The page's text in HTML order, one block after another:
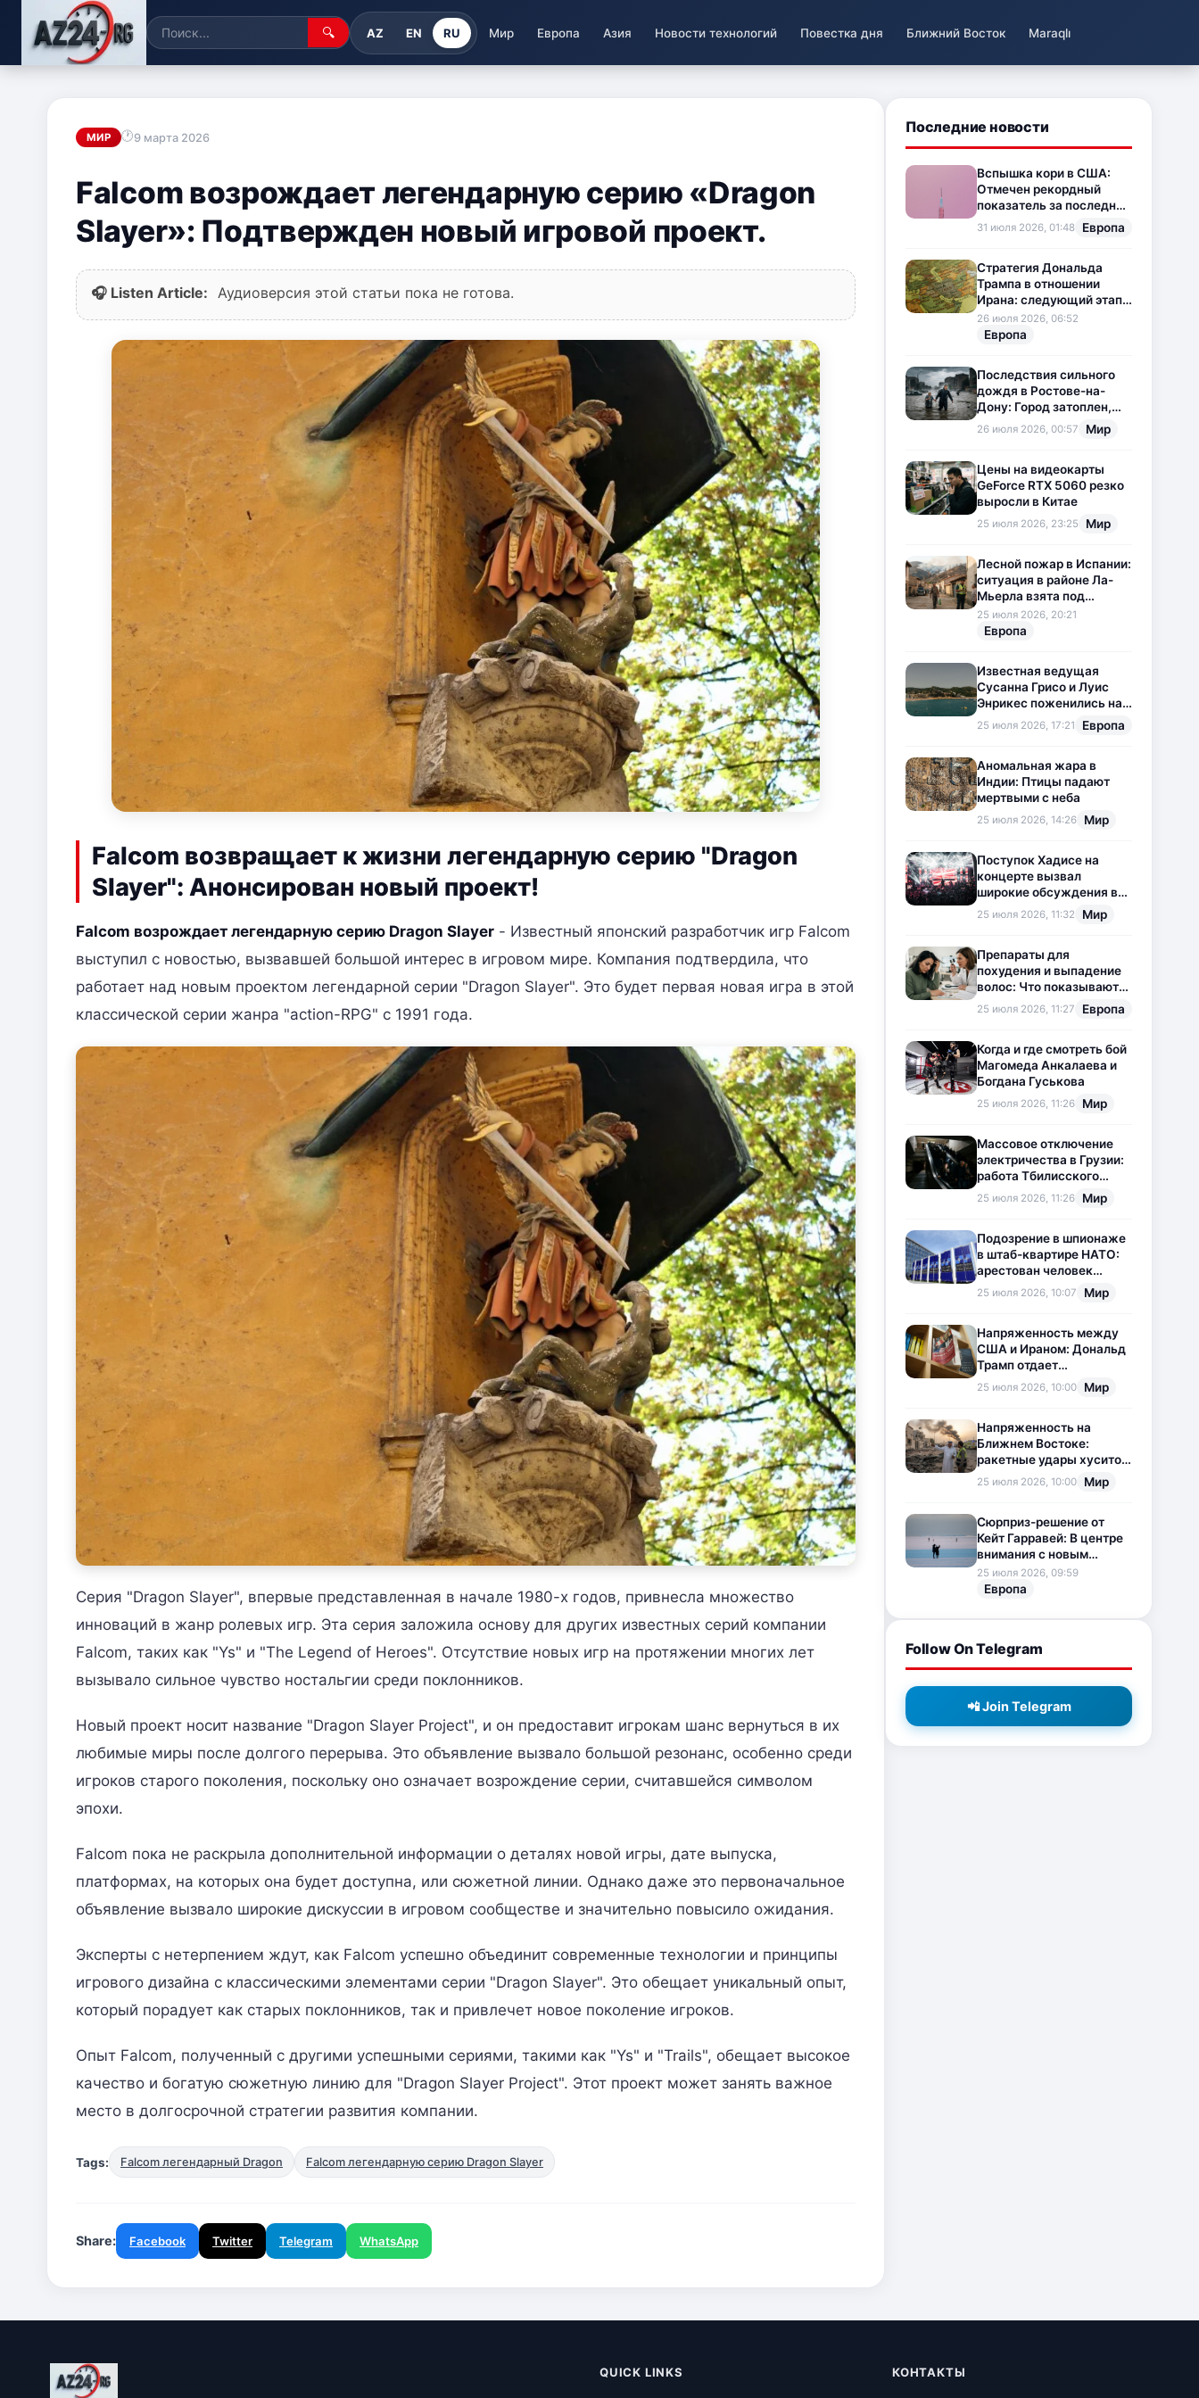
🔍 AZ EN RU Мир Европа Азия Новости технологий Повестка дня Ближний Восток Maraqlı
МИР 9 марта 2026
Falcom возрождает легендарную серию «Dragon
Slayer»: Подтвержден новый игровой проект.
🎧 Listen Article: Аудиоверсия этой статьи пока не готова.
Falcom возвращает к жизни легендарную серию "Dragon
Slayer": Анонсирован новый проект!
Falcom возрождает легендарную серию Dragon Slayer - Известный японский разработчик игр Falcom
выступил с новостью, вызвавшей большой интерес в игровом мире. Компания подтвердила, что
работает над новым проектом легендарной серии "Dragon Slayer". Это будет первая новая игра в этой
классической серии жанра "action-RPG" с 1991 года.
Серия "Dragon Slayer", впервые представленная в начале 1980-х годов, привнесла множество
инноваций в жанр ролевых игр. Эта серия заложила основу для других известных серий компании
Falcom, таких как "Ys" и "The Legend of Heroes". Отсутствие новых игр на протяжении многих лет
вызывало сильное чувство ностальгии среди поклонников.
Новый проект носит название "Dragon Slayer Project", и он предоставит игрокам шанс вернуться в их
любимые миры после долгого перерыва. Это объявление вызвало большой резонанс, особенно среди
игроков старого поколения, поскольку оно означает возрождение серии, считавшейся символом
эпохи.
Falcom пока не раскрыла дополнительной информации о деталях новой игры, дате выпуска,
платформах, на которых она будет доступна, или сюжетной линии. Однако даже это первоначальное
объявление вызвало широкие дискуссии в игровом сообществе и значительно повысило ожидания.
Эксперты с нетерпением ждут, как Falcom успешно объединит современные технологии и принципы
игрового дизайна с классическими элементами серии "Dragon Slayer". Это обещает уникальный опыт,
который порадует как старых поклонников, так и привлечет новое поколение игроков.
Опыт Falcom, полученный с другими успешными сериями, такими как "Ys" и "Trails", обещает высокое
качество и богатую сюжетную линию для "Dragon Slayer Project". Этот проект может занять важное
место в долгосрочной стратегии развития компании.
Tags: Falcom легендарный Dragon Falcom легендарную серию Dragon Slayer
Share: Facebook Twitter Telegram WhatsApp
Последние новости
Вспышка кори в США:
Отмечен рекордный
показатель за последние
35 лет
31 июля 2026, 01:48 Европа
Стратегия Дональда
Трампа в отношении
Ирана: следующий этап
напряженности на
Ближнем Востоке
26 июля 2026, 06:52
Европа
Последствия сильного
дождя в Ростове-на-
Дону: Город затоплен,
свет отключен
26 июля 2026, 00:57 Мир
Цены на видеокарты
GeForce RTX 5060 резко
выросли в Китае
25 июля 2026, 23:25 Мир
Лесной пожар в Испании:
ситуация в районе Ла-
Мьерла взята под
контроль
25 июля 2026, 20:21
Европа
Известная ведущая
Сусанна Грисо и Луис
Энрикес поженились на
Коста-Браве
25 июля 2026, 17:21 Европа
Аномальная жара в
Индии: Птицы падают
мертвыми с неба
25 июля 2026, 14:26 Мир
Поступок Хадисе на
концерте вызвал
широкие обсуждения в
социальных сетях
25 июля 2026, 11:32 Мир
Препараты для
похудения и выпадение
волос: Что показывают
новые исследования?
25 июля 2026, 11:27 Европа
Когда и где смотреть бой
Магомеда Анкалаева и
Богдана Гуськова
25 июля 2026, 11:26 Мир
Массовое отключение
электричества в Грузии:
работа Тбилисского
метрополитена
приостановлена
25 июля 2026, 11:26 Мир
Подозрение в шпионаже
в штаб-квартире НАТО:
арестован человек
китайского
происхождения
25 июля 2026, 10:07 Мир
Напряженность между
США и Ираном: Дональд
Трамп отдает
предпочтение
дипломатии
25 июля 2026, 10:00 Мир
Напряженность на
Ближнем Востоке:
ракетные удары хуситов
по Саудовской Аравии
загоняют ситуацию в
25 июля 2026, 10:00 Мир
Сюрприз-решение от
Кейт Гарравей: В центре
внимания с новым
любовным
приключением
25 июля 2026, 09:59
Европа
Follow On Telegram
📲 Join Telegram
QUICK LINKS КОНТАКТЫ